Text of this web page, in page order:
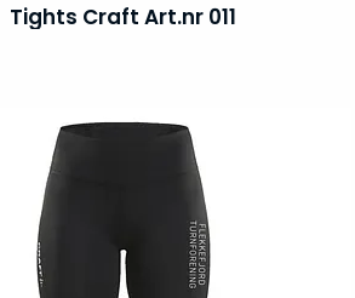
Tights Craft Art.nr 011